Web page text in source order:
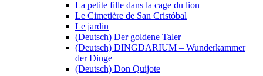
La petite fille dans la cage du lion
Le Cimetière de San Cristóbal
Le jardin
(Deutsch) Der goldene Taler
(Deutsch) DINGDARIUM – Wunderkammer
der Dinge
(Deutsch) Don Quijote